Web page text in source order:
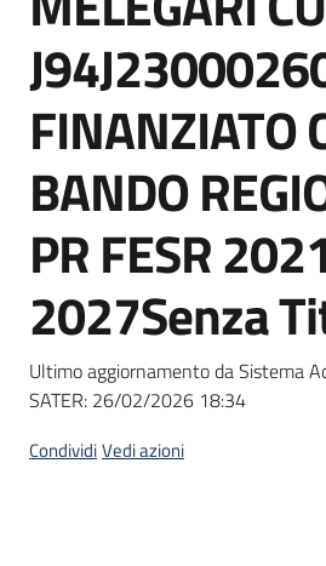
English
site
Seguici
su
FINANZIATO
BANDO
PR FESR
2027Senza
Ultimo aggiornamento da Sistema
SATER: 26/02/2026 18:34
CondividiVedi azioni